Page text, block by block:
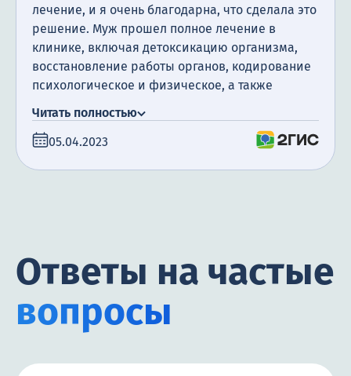
лечение, и я очень благодарна, что сделала это
решение. Муж прошел полное лечение в
клинике, включая детоксикацию организма,
восстановление работы органов, кодирование
психологическое и физическое, а также
благодарна за поддержку, которую мы
получили. Сегодня прошло уже полгода с того
Читать полностью
05.04.2023
Ответы на частые
вопросы